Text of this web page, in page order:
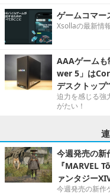
ゲームコマー
Xsollaの最新情
AAAゲーム
wer 5」は
デスクトップ”
迫力を感じる強
がたい！
今週発売の
『MARVEL
ァンタジー
今週発売の新作